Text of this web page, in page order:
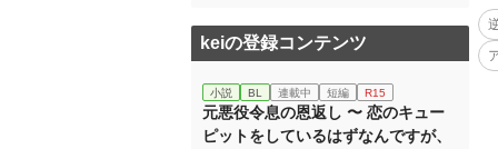
keiの登録コンテンツ
小説 BL 連載中 短編 R15
元悪役令息の恩返し 〜 恋のキュー
ピットをしているはずなんですが、